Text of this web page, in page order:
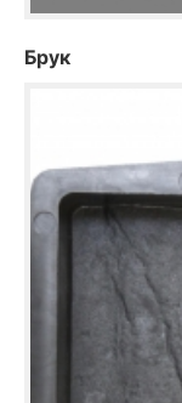
Брук